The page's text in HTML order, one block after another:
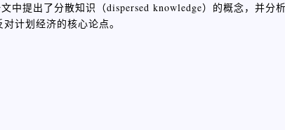
中提出了分散知识（dispersed knowledge）的概念，并分
计划经济的核心论点。